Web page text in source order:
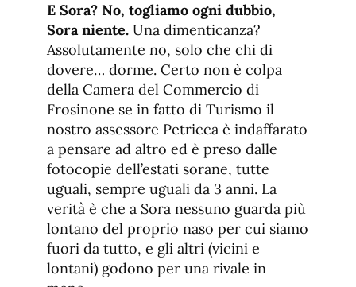
E Sora? No, togliamo ogni dubbio,
Sora niente. Una dimenticanza?
Assolutamente no, solo che chi di
dovere… dorme. Certo non è colpa
della Camera del Commercio di
Frosinone se in fatto di Turismo il
nostro assessore Petricca è indaffarato
a pensare ad altro ed è preso dalle
fotocopie dell’estati sorane, tutte
uguali, sempre uguali da 3 anni. La
verità è che a Sora nessuno guarda più
lontano del proprio naso per cui siamo
fuori da tutto, e gli altri (vicini e
lontani) godono per una rivale in